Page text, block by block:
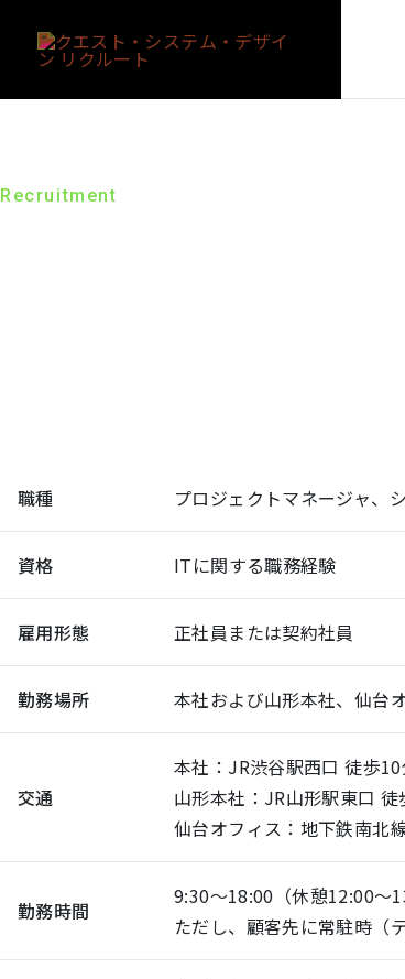
Recruitment
職種 プロジェクトマネージャ、
資格 ITに関する職務経験
雇用形態 正社員または契約社員
勤務場所 本社および山形本社、仙台
交通
本社：JR渋谷駅西口 徒歩
山形本社：JR山形駅東口 徒
仙台オフィス：地下鉄南北
勤務時間
9:30～18:00（休憩12:00～
ただし、顧客先に常駐時（